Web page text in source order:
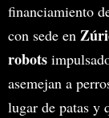
financiamiento
con sede en
robots
asemejan a
lugar de patas y